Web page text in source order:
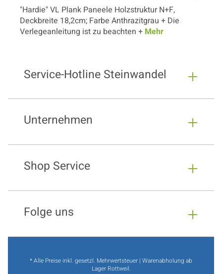
"Hardie" VL Plank Paneele Holzstruktur N+F,
Deckbreite 18,2cm; Farbe Anthrazitgrau + Die
Verlegeanleitung ist zu beachten + Mehr
Service-Hotline Steinwandel
Unternehmen
Shop Service
Folge uns
* Alle Preise inkl. gesetzl. Mehrwertsteuer | Warenabholung ab
Lager Rottweil.